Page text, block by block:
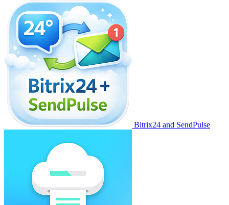
Bitrix24 and SendPulse